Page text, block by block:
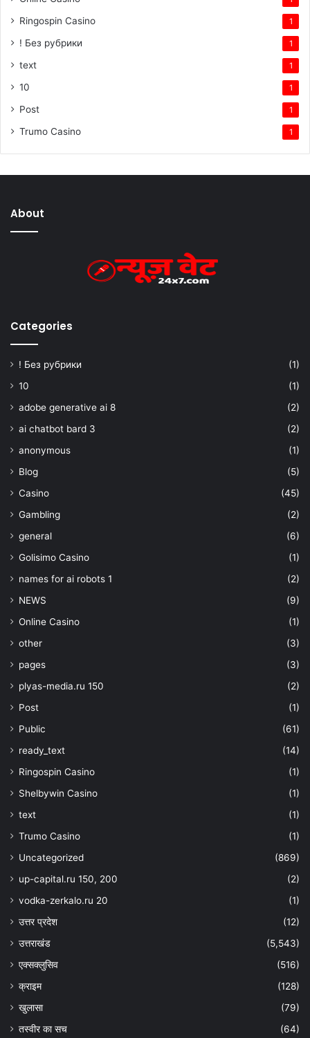
Ringospin Casino 1
! Без рубрики 1
text 1
10 1
Post 1
Trumo Casino 1
About
Categories
! Без рубрики
(1)
10
(1)
adobe generative ai 8
(2)
ai chatbot bard 3
(2)
anonymous
(1)
Blog
(5)
Casino
(45)
Gambling
(2)
general
(6)
Golisimo Casino
(1)
names for ai robots 1
(2)
NEWS
(9)
Online Casino
(1)
other
(3)
pages
(3)
plyas-media.ru 150
(2)
Post
(1)
Public
(61)
ready_text
(14)
Ringospin Casino
(1)
Shelbywin Casino
(1)
text
(1)
Trumo Casino
(1)
Uncategorized
(869)
up-capital.ru 150, 200
(2)
vodka-zerkalo.ru 20
(1)
उत्तर प्रदेश
(12)
उत्तराखंड
(5,543)
एक्सक्लुसिव
(516)
क्राइम
(128)
खुलासा
(79)
तस्वीर का सच
(64)